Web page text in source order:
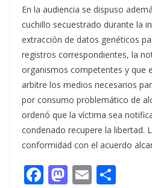
En la audiencia se dispuso
cuchillo secuestrado durante la
extracción de datos genéticos
registros correspondientes, la
organismos competentes y que
arbitre los medios necesarios
por consumo problemático de
ordenó que la víctima sea
condenado recupere la libertad.
conformidad con el acuerdo
F M E